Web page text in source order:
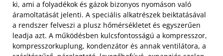
ki, ami a folyadékok és gázok bizonyos nyomáson való
áramoltatását jelenti. A speciális alkatrészek beiktatásával
a rendszer felveszi a plusz hőmérsékletet és egyszerűen
leadja azt. A működésben kulcsfontosságú a kompresszor,
kompresszorkuplung, kondenzátor és annak ventilátora, a